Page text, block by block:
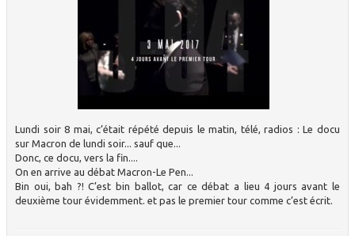
Lundi soir 8 mai, c’était répété depuis le matin, télé, radios : Le docu
sur Macron de lundi soir... sauf que...
Donc, ce docu, vers la fin....
On en arrive au débat Macron-Le Pen...
Bin oui, bah ?! C’est bin ballot, car ce débat a lieu 4 jours avant le
deuxième tour évidemment. et pas le premier tour comme c’est écrit.